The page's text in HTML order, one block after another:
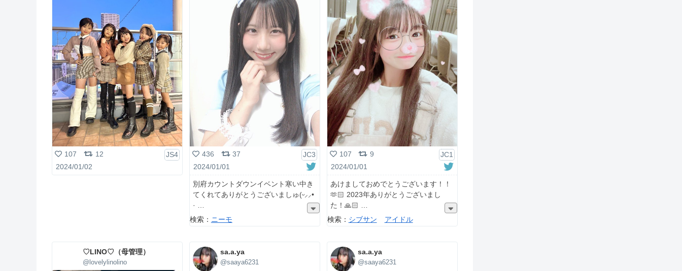
107 12
JS4
2024/01/02
436 37
JC3
2024/01/01
別府カウントダウンイベント寒い中き
てくれてありがとうございましゅ(ᵕ⸝⸝•
·
検索： ニーモ
107 9
JC1
2024/01/01
あけましておめでとうございます！！
🫶🏻 2023年ありがとうございまし
た！🙏🏻
検索： シブサン アイドル
♡LINO♡（母管理）
@lovelylinolino
sa.a.ya
@saaya6231
sa.a.ya
@saaya6231